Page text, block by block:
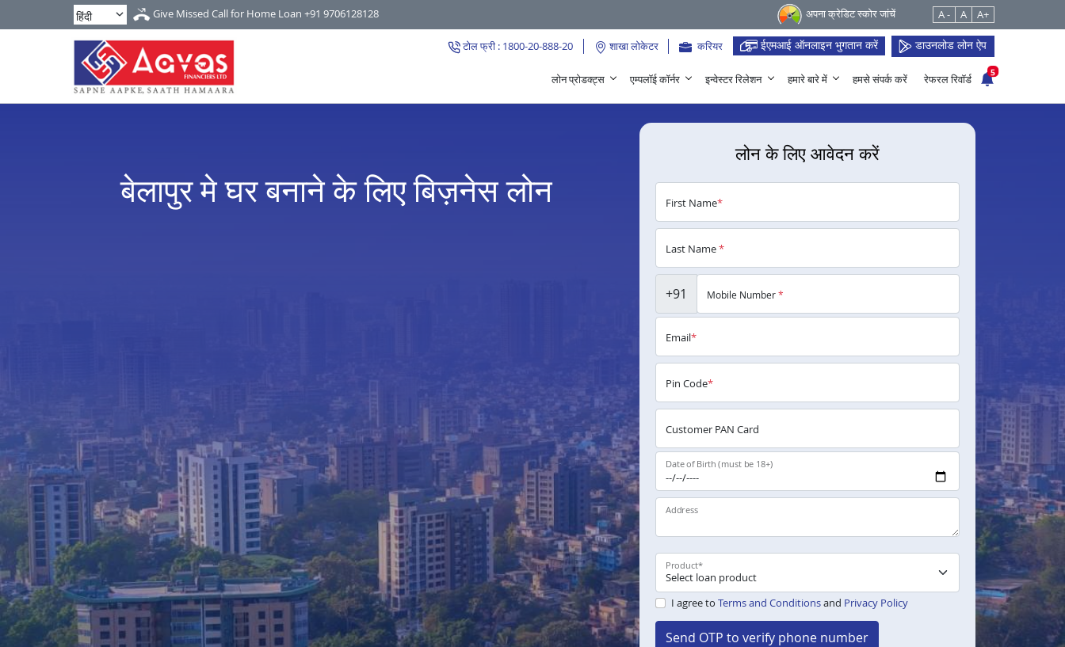
Give Missed Call for Home Loan +91 9706128128 अपना क्रेडिट स्कोर जांचें A - A A+
टोल फ्री : 1800-20-888-20 शाखा लोकेटर करियर ईएमआई ऑनलाइन भुगतान करें डाउनलोड लोन ऐप
लोन प्रोडक्ट्स एम्पलॉई कॉर्नर इन्वेस्टर रिलेशन हमारे बारे में हमसे संपर्क करें रेफरल रिवॉर्ड
5
बेलापुर मे घर बनाने के लिए बिज़नेस लोन
लोन के लिए आवेदन करें
First Name*
Last Name*
+91 Mobile Number*
Email*
Pin Code*
Customer PAN Card
Date of Birth (must be 18+)
Address
Product*
I agree to Terms and Conditionsand Privacy Policy
Send OTP to verify phone number